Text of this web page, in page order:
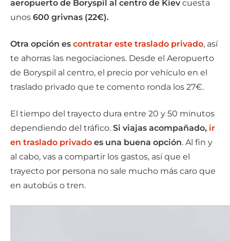
aeropuerto de Boryspil al centro de Kiev cuesta
unos 600 grivnas (22€).
Otra opción es contratar este traslado privado, así
te ahorras las negociaciones. Desde el Aeropuerto
de Boryspil al centro, el precio por vehículo en el
traslado privado que te comento ronda los 27€.
El tiempo del trayecto dura entre 20 y 50 minutos
dependiendo del tráfico. Si viajas acompañado, ir
en traslado privado es una buena opción. Al fin y
al cabo, vas a compartir los gastos, así que el
trayecto por persona no sale mucho más caro que
en autobús o tren.